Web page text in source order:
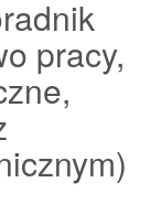
pracy,